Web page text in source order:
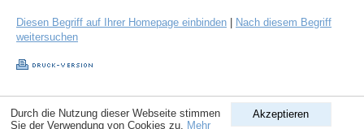
Diesen Begriff auf Ihrer Homepage einbinden
Nach diesem Begriff
weitersuchen
Akzeptieren
Durch die Nutzung dieser Webseite stimmen
Sie der Verwendung von Cookies zu. Mehr
Copyright © 1998-2026ComputerLexikon.Com| All rights reserved.